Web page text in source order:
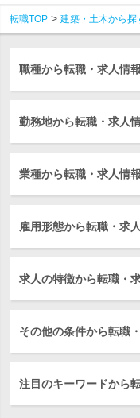
転職TOP 建築・土木から探
職種から転職・求人情
勤務地から転職・求人
業種から転職・求人情
雇用形態から転職・求
求人の特徴から転職・
その他の条件から転職
注目のキーワードから